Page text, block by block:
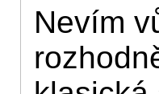
Nevím